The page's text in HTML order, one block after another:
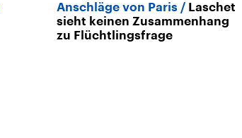
Anschläge von Paris
Laschet
sieht keinen Zusammenhang
zu Flüchtlingsfrage